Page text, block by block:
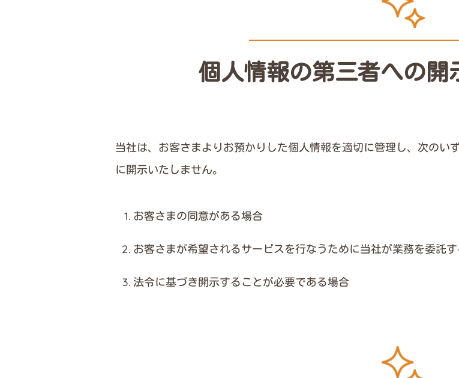
個人情報の第三者への開
当社は、お客さまよりお預かりした個人情報を適切に管理し、次のい
に開示いたしません。
お客さまの同意がある場合
お客さまが希望されるサービスを行なうために当社が業務を委託
法令に基づき開示することが必要である場合